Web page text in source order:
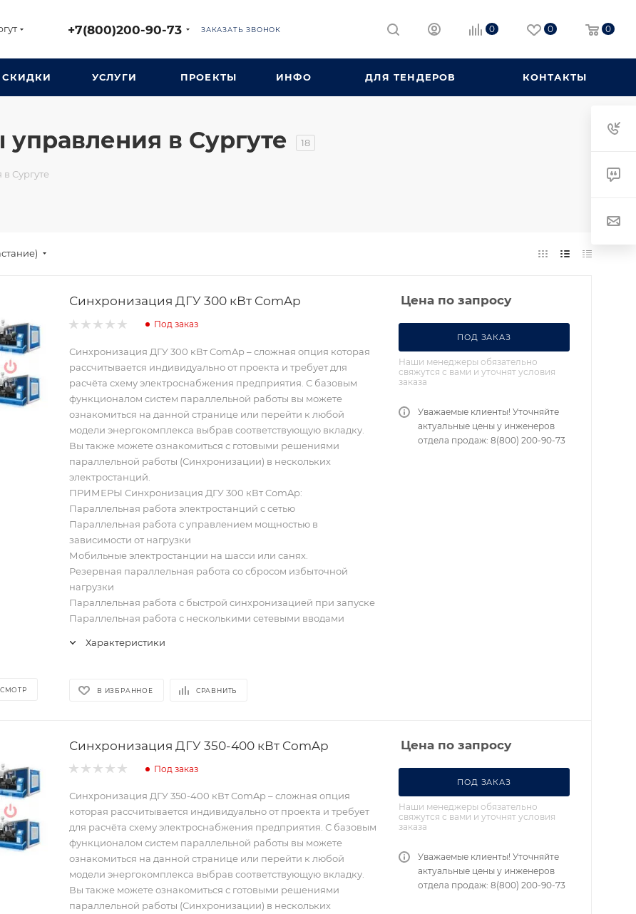
+7(800)200-90-73 ЗАКАЗАТЬ ЗВОНОК 0 0 0
СКИДКИ УСЛУГИ ПРОЕКТЫ ИНФО ДЛЯ ТЕНДЕРОВ КОНТАКТЫ
в Сургуте 18
Сургуте
Синхронизация ДГУ 300 кВт ComAp
Под заказ
Синхронизация ДГУ 300 кВт ComAp – сложная опция которая
рассчитывается индивидуально от проекта и требует для
расчёта схему электроснабжения предприятия. С базовым
функционалом систем параллельной работы вы можете
ознакомиться на данной странице или перейти к любой
модели энергокомплекса выбрав соответствующую вкладку.
Вы также можете ознакомиться с готовыми решениями
параллельной работы (Синхронизации) в нескольких
электростанций.
ПРИМЕРЫ Синхронизация ДГУ 300 кВт ComAp:
Параллельная работа электростанций с сетью
Параллельная работа с управлением мощностью в
зависимости от нагрузки
Мобильные электростанции на шасси или санях.
Резервная параллельная работа со сбросом избыточной
нагрузки
Параллельная работа с быстрой синхронизацией при запуске
Параллельная работа с несколькими сетевыми вводами
Характеристики
В ИЗБРАННОЕ СРАВНИТЬ
Цена по запросу
ПОД ЗАКАЗ
Наши менеджеры обязательно
свяжутся с вами и уточнят условия
заказа
Уважаемые клиенты! Уточняйте
актуальные цены у инженеров
отдела продаж: 8(800) 200-90-73
Синхронизация ДГУ 350-400 кВт ComAp
Под заказ
Синхронизация ДГУ 350-400 кВт ComAp – сложная опция
которая рассчитывается индивидуально от проекта и требует
для расчёта схему электроснабжения предприятия. С базовым
функционалом систем параллельной работы вы можете
ознакомиться на данной странице или перейти к любой
модели энергокомплекса выбрав соответствующую вкладку.
Вы также можете ознакомиться с готовыми решениями
параллельной работы (Синхронизации) в нескольких
Цена по запросу
ПОД ЗАКАЗ
Наши менеджеры обязательно
свяжутся с вами и уточнят условия
заказа
Уважаемые клиенты! Уточняйте
актуальные цены у инженеров
отдела продаж: 8(800) 200-90-73